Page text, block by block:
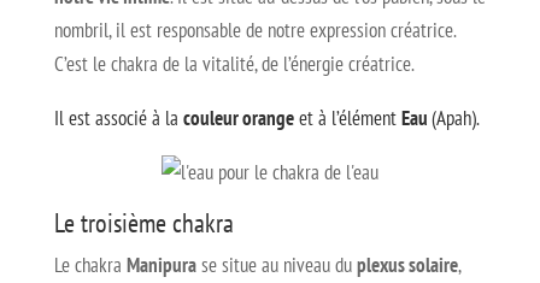
nombril, il est responsable de notre expression créatrice.
C’est le chakra de la vitalité, de l’énergie créatrice.
Il est associé à la couleur orangeet à l’élémentEau(Apah).
Le troisième chakra
Le chakra Manipurase situe au niveau duplexus solaire,